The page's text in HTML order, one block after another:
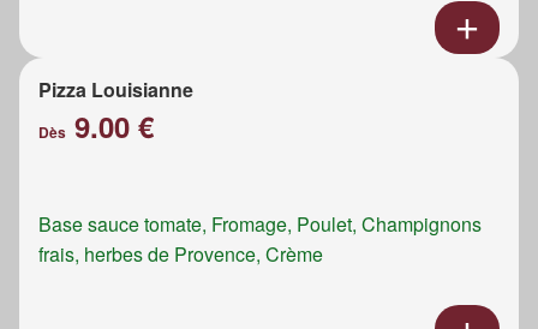
Pizza Louisianne
Dès 9.00 €
Base sauce tomate, Fromage, Poulet, Champignons
frais, herbes de Provence, Crème